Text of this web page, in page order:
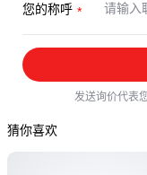
您的称呼
发送询价代表
猜你喜欢